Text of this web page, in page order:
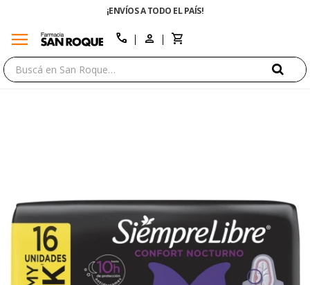
¡ENVÍOS A TODO EL PAÍS!
menu call
close